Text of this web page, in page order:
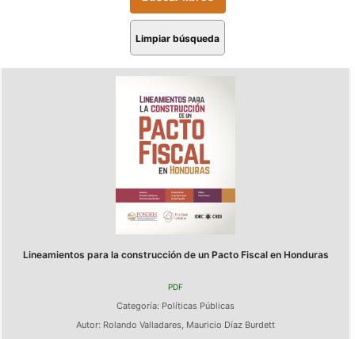
Limpiar búsqueda
Lineamientos para la construcción de un Pacto Fiscal en Honduras
PDF
Categoría: Políticas Públicas
Autor: Rolando Valladares, Mauricio Díaz Burdett